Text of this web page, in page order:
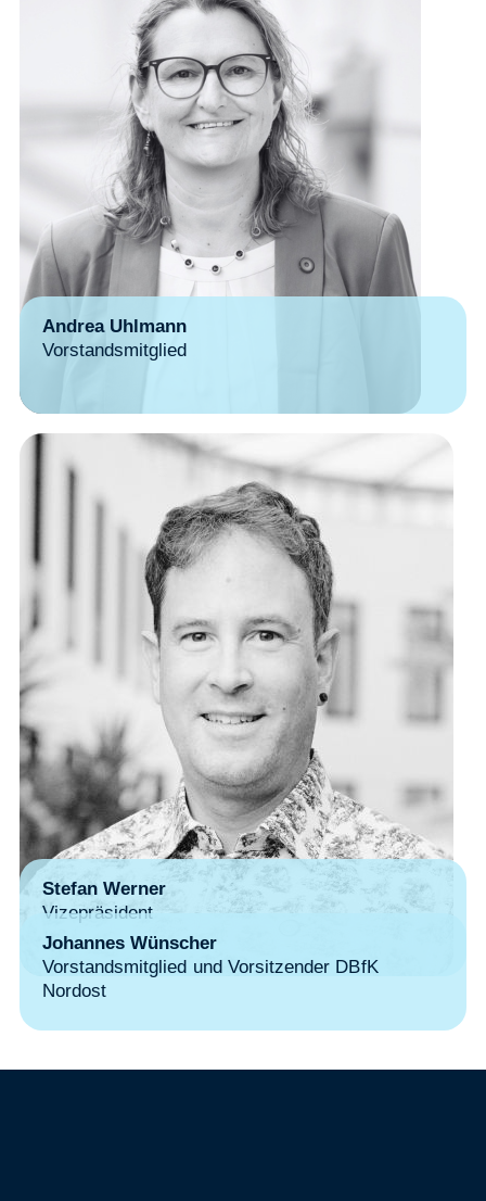
Andrea Uhlmann
Vorstandsmitglied
Stefan Werner
Vizepräsident
Johannes Wünscher
Vorstandsmitglied und Vorsitzender DBfK
Nordost